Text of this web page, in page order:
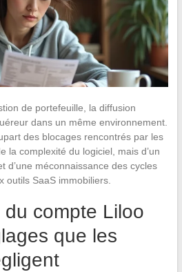
de portefeuille, la diffusion
dans un même environnement.
des blocages rencontrés par les
la complexité du logiciel, mais d’un
d’une méconnaissance des cycles
outils SaaS immobiliers.
compte Liloo
que les